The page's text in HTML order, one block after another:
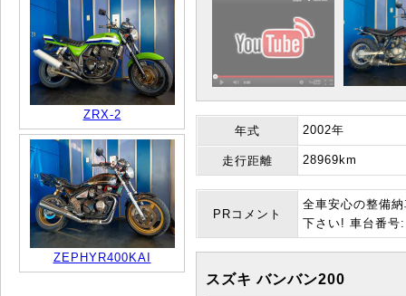
ZRX-2
ZEPHYR400KAI
年式 2002年
走行距離 28969km
PRコメント
全車安心の整備
下さい! 車台番号
スズキ バンバン200